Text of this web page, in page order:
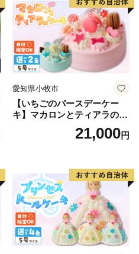
愛知県小牧市
【いちごのバースデーケー
キ】マカロンとティアラのケ
ーキ スイーツ 日時指定可 デ
ザート 洋菓子 お取り寄せ 愛
デコレーションケーキ ホー
ルケーキ
21,000円